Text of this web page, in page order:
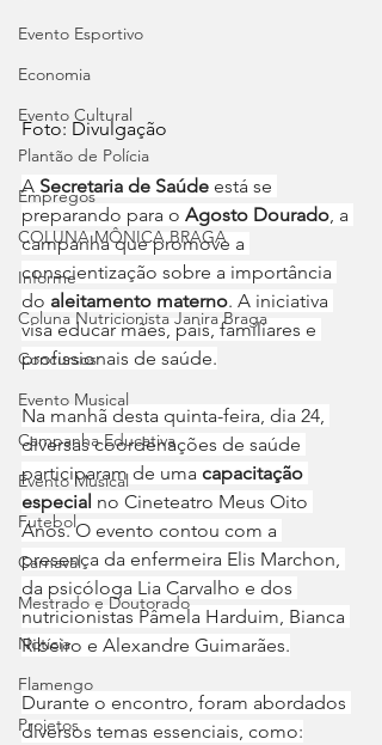
Evento Esportivo
Economia
Evento Cultural
Plantão de Polícia
Empregos
COLUNA MÔNICA BRAGA
Informe
Coluna Nutricionista Janira Braga
Concursos
Evento Musical
Campanha Educativa
Evento Musical
Futebol
Carnaval
Mestrado e Doutorado
Notícia
Flamengo
Projetos
Foto: Divulgação
A Secretaria de Saúde está se
preparando para o Agosto Dourado, a
campanha que promove a
conscientização sobre a importância
do aleitamento materno. A iniciativa
visa educar mães, pais, familiares e
profissionais de saúde.
Na manhã desta quinta-feira, dia 24,
diversas coordenações de saúde
participaram de uma capacitação
especial no Cineteatro Meus Oito
Anos. O evento contou com a
presença da enfermeira Elis Marchon,
da psicóloga Lia Carvalho e dos
nutricionistas Pâmela Harduim, Bianca
Ribeiro e Alexandre Guimarães.
Durante o encontro, foram abordados
diversos temas essenciais, como: